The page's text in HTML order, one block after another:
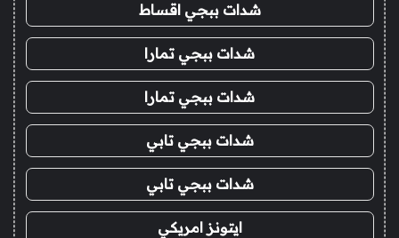
شدات ببجي اقساط
شدات ببجي تمارا
شدات ببجي تمارا
شدات ببجي تابي
شدات ببجي تابي
ايتونز امريكي